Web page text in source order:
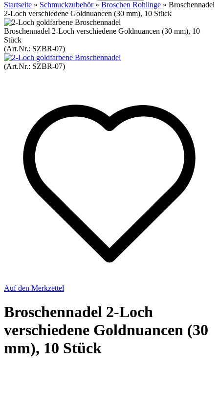
Startseite » Schmuckzubehör » Broschen Rohlinge » Broschennadel
2-Loch verschiedene Goldnuancen (30 mm), 10 Stück
Broschennadel 2-Loch verschiedene Goldnuancen (30 mm), 10
Stück
(Art.Nr.: SZBR-07)
(Art.Nr.: SZBR-07)
Auf den Merkzettel
Broschennadel 2-Loch
verschiedene Goldnuancen (30
mm), 10 Stück